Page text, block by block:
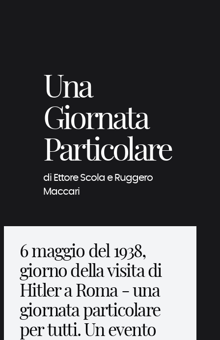
Una
Giornata
Particolare
di Ettore Scola e Ruggero
Maccari
6 maggio del 1938,
giorno della visita di
Hitler a Roma - una
giornata particolare
per tutti. Un evento